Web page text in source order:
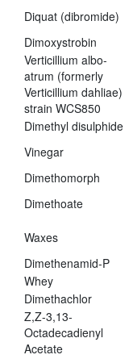
Diquat (dibromide)
Dimoxystrobin
Verticillium albo-
atrum (formerly
Verticillium dahliae)
strain WCS850
Dimethyl disulphide
Vinegar
Dimethomorph
Dimethoate
Waxes
Dimethenamid-P
Whey
Dimethachlor
Z,Z-3,13-
Octadecadienyl
Acetate